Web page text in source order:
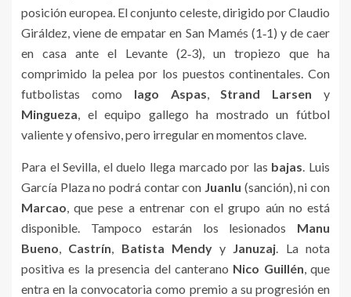
posición europea. El conjunto celeste, dirigido por Claudio
Giráldez, viene de empatar en San Mamés (1‑1) y de caer
en casa ante el Levante (2‑3), un tropiezo que ha
comprimido la pelea por los puestos continentales. Con
futbolistas como Iago Aspas,Strand Larsen y
Mingueza, el equipo gallego ha mostrado un fútbol
valiente y ofensivo, pero irregular en momentos clave.
Para el Sevilla, el duelo llega marcado por las bajas. Luis
García Plaza no podrá contar con Juanlu (sanción), ni con
Marcao, que pese a entrenar con el grupo aún no está
disponible. Tampoco estarán los lesionados Manu
Bueno, Castrín, Batista Mendyy Januzaj. La nota
positiva es la presencia del canterano Nico Guillén, que
entra en la convocatoria como premio a su progresión en